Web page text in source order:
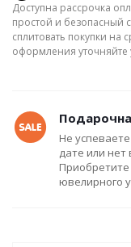
Доступна рассрочка
простой и безопасный
сплитовать покупки на
оформления
Не
дате или нет
ювелирного